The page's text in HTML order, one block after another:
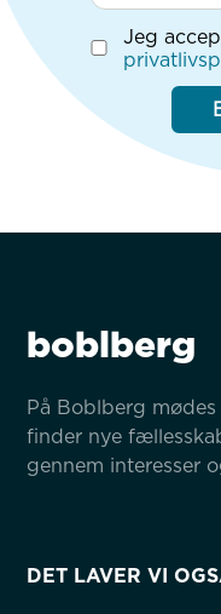
Jeg
boblberg
På Boblberg
finder nye
gennem interesser
DET LAVER VI